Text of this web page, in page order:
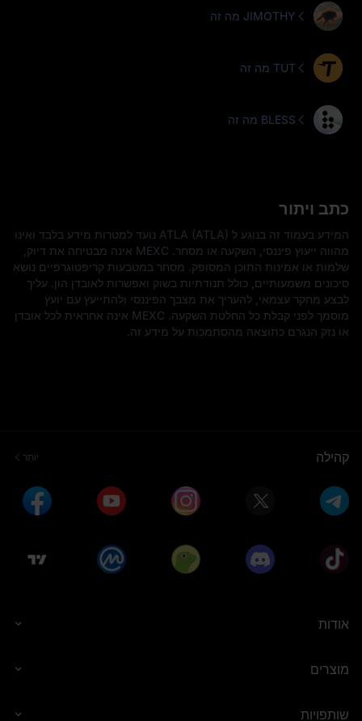
מה זה JIMOTHY
מה זה TUT
מה זה BLESS
כתב ויתור
המידע בעמוד זה בנוגע ל ATLA (ATLA) נועד למטרות מידע בלבד ואינו
מהווה ייעוץ פיננסי, השקעה או מסחר. MEXC אינה מבטיחה את דיוק,
שלמות או אמינות התוכן המסופק. מסחר במטבעות קריפטוגרפיים נושא
סיכונים משמעותיים, כולל תנודתיות בשוק ואפשרות לאובדן הון. עליך
לבצע מחקר עצמאי, להעריך את מצבך הפיננסי ולהתייעץ עם יועץ
מוסמך לפני קבלת כל החלטת השקעה. MEXC אינה אחראית לכל אובדן
או נזק הנגרם כתוצאה מהסתמכות על מידע זה.
קהילה יוֹתֵר
אודות
מוצרים
שותפויות